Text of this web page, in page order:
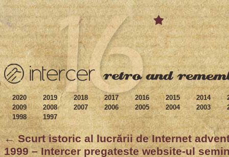
2020 2019 2018 2017 2016 2015 2014
2009
2008 2007 2006 2005 2004 2003
1998
1997
← Scurt istoric al lucrării de Internet
1999 – Intercer pregateste website-ul